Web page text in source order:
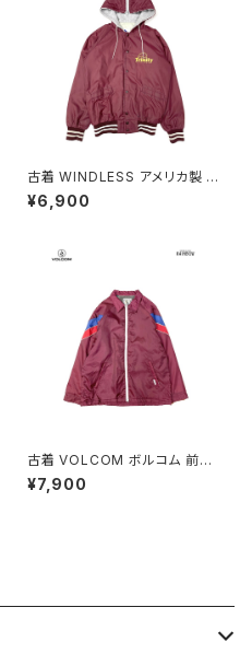
古着 WINDLESS アメリカ製 前
開き 無地 ワンポイント ナイロ
ン100％ 長袖 アウター ライトジ
¥6,900
古着 VOLCOM ボルコム 前開
き 無地 ブランドロゴ 刺繍 ナイ
ロン100％ 長袖 アウター ライト
¥7,900